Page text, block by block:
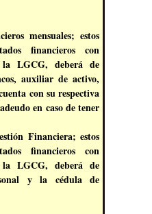
mensuales; estos
financieros con
LGCG, deberá de
auxiliar de activo,
con su respectiva
en caso de tener
Financiera; estos
financieros con
LGCG, deberá de
y la cédula de